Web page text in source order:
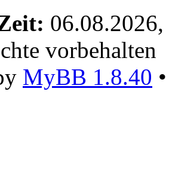
vorbehalten
MyBB 1.8.40